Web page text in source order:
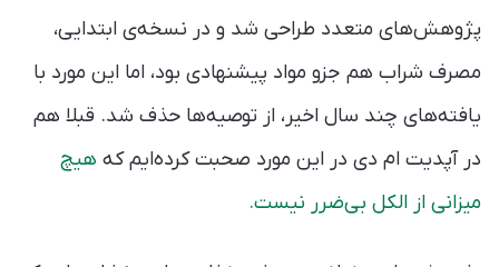
پژوهش‌های متعدد طراحی شد و در نسخه‌ی ابتدایی،
مصرف شراب هم جزو مواد پیشنهادی بود، اما این مورد با
یافته‌های چند سال اخیر، از توصیه‌ها حذف شد. قبلا هم
در آپدیت ام دی در این مورد صحبت کرده‌ایم که هیچ
میزانی از الکل بی‌ضرر نیست.